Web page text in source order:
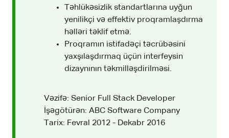
Təhlükəsizlik standartlarına uyğun
yenilikçi və effektiv proqramlaşdırma
həlləri təklif etmə.
Proqramın istifadəçi təcrübəsini
yaxşılaşdırmaq üçün interfeysin
dizaynının təkmilləşdirilməsi.
Vəzifə: Senior Full Stack Developer
İşəgötürən: ABC Software Company
Tarix: Fevral 2012 - Dekabr 2016